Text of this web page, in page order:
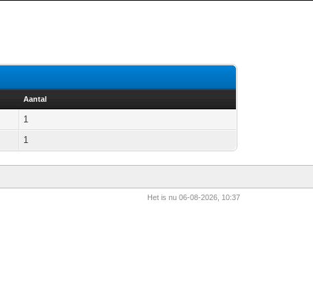
Aantal
1
1
Het is nu 06-08-2026, 10:37